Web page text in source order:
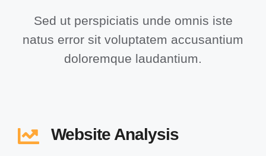
Sed ut perspiciatis unde omnis iste
natus error sit voluptatem accusantium
doloremque laudantium.
Website Analysis